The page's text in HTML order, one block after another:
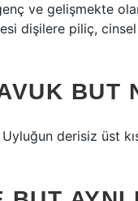
ve gelişmekte
dişilere piliç,
BUT
derisiz üst